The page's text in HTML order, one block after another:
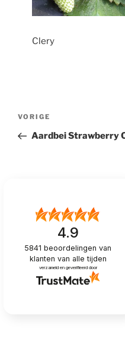
Clery
Bericht
Vorig
bericht
VORIGE
Aardbei Strawberry
4.9
5841 beoordelingen van
klanten van alle tijden
verzameld en geverifieerd door